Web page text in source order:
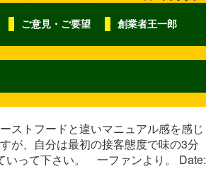
ご意見・ご要望 創業者王一郎
ストフードと違いマニュアル感を感じ
が、自分は最初の接客態度で味の3分
いって下さい。 一ファンより。 Date: